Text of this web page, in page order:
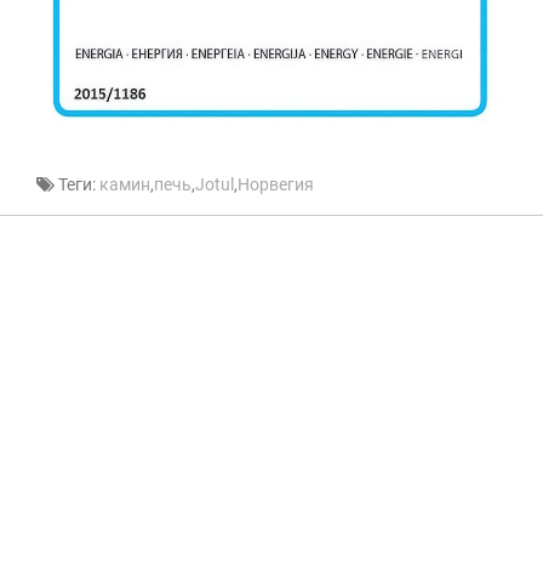
Теги: камин,печь,Jotul,Норвегия